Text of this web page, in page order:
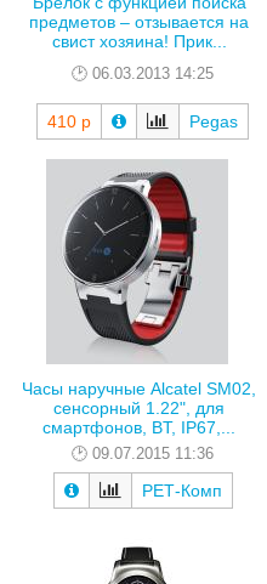
предметов – отзывается на
свист хозяина! Прик...
06.03.2013 14:25
410 р Pegas
Часы наручные Alcatel SM02,
сенсорный 1.22", для
смартфонов, BT, IP67,...
09.07.2015 11:36
РЕТ-Комп